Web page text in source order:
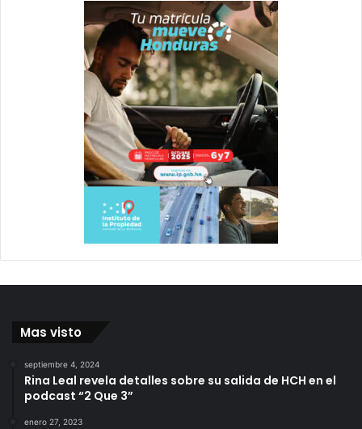
Mas visto
septiembre 4, 2024
Rina Leal revela detalles sobre su salida de HCH en el
podcast “2 Que 3”
enero 27, 2023